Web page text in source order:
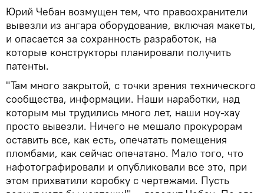
Юрий Чебан возмущен тем, что правоохранители
вывезли из ангара оборудование, включая макеты,
и опасается за сохранность разработок, на
которые конструкторы планировали получить
патенты.
"Там много закрытой, с точки зрения технического
сообщества, информации. Наши наработки, над
которым мы трудились много лет, наши ноу-хау
просто вывезли. Ничего не мешало прокурорам
оставить все, как есть, опечатать помещения
пломбами, как сейчас опечатано. Мало того, что
нафотографировали и опубликовали все это, при
этом прихватили коробку с чертежами. Пусть